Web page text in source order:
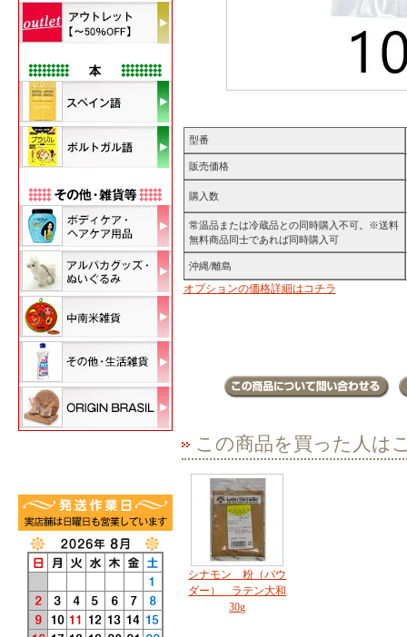
型番
販売価格
購入数
常温品または冷蔵品との同時購入不可。※送料
無料商品同士であれば同時購入可
沖縄/離島
オプションの価格詳細はコチラ
この商品を買った人は
シナモン 粉（パウ
ダー） ラテン大和
30g